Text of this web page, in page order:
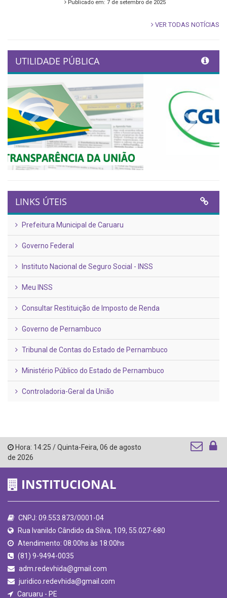
Publicado em: 7 de setembro de 2025
VER TODAS NOTÍCIAS
UTILIDADE PÚBLICA
Previous Next
LINKS ÚTEIS
Prefeitura Municipal de Caruaru
Governo Federal
Instituto Nacional de Seguro Social - INSS
Meu INSS
Consultar Restituição de Imposto de Renda
Governo de Pernambuco
Tribunal de Contas do Estado de Pernambuco
Ministério Público do Estado de Pernambuco
Controladoria-Geral da União
Hora: 14:25 /Quinta-Feira, 06 de agosto
de 2026
INSTITUCIONAL
CNPJ: 09.553.873/0001-04
Rua Ivanildo Cândido da Silva, 109, 55.027-680
Atendimento: 08:00hs às 18:00hs
(81) 9-9494-0035
adm.redevhida@gmail.com
juridico.redevhida@gmail.com
Caruaru - PE